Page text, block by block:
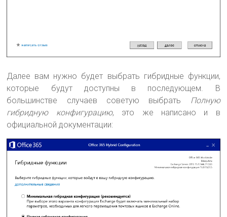
Далее вам нужно будет выбрать гибридные функции,
которые будут доступны в последующем. В
большинстве случаев советую выбрать
Полную
гибридную конфигурацию, это же написано и в
официальной документации: